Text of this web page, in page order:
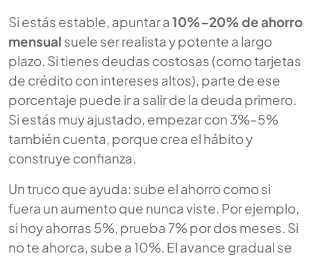
Si estás estable, apuntar a10%–20% de ahorro
mensual suele ser realista y potente a largo
plazo. Si tienes deudas costosas (como tarjetas
de crédito con intereses altos), parte de ese
porcentaje puede ir a salir de la deuda primero.
Si estás muy ajustado, empezar con 3%–5%
también cuenta, porque crea el hábito y
construye confianza.
Un truco que ayuda: sube el ahorro como si
fuera un aumento que nunca viste. Por ejemplo,
si hoy ahorras 5%, prueba 7% por dos meses. Si
no te ahorca, sube a 10%. El avance gradual se